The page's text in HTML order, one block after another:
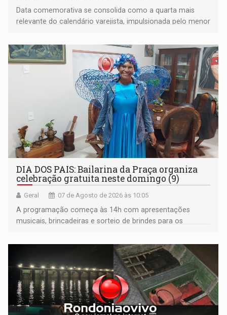
Data comemorativa se consolida como a quarta mais
relevante do calendário varejista, impulsionada pelo menor
média do trabalhador
DIA DOS PAIS: Bailarina da Praça organiza
celebração gratuita neste domingo (9)
Geral 07 de Agosto de 2026 às 10:05
A programação começa às 14h com apresentações
musicais, brincadeiras e sorteio de brindes para os
bolo e canto de parabéns dedicado aos pais